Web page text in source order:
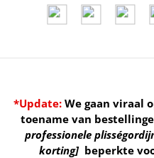
*Update: We gaan viraal
toename van
professionele
korting] beperkte